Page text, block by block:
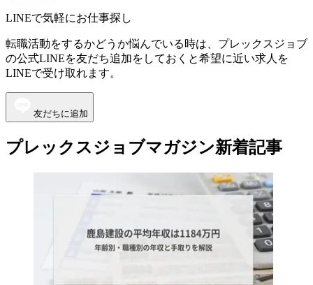
LINEで気軽にお仕事探し
転職活動をするかどうか悩んでいる時は、プレックスジョブ
の公式LINEを友だち追加をしておくと希望に近い求人を
LINEで受け取れます。
友だちに追加
プレックスジョブマガジン新着記事